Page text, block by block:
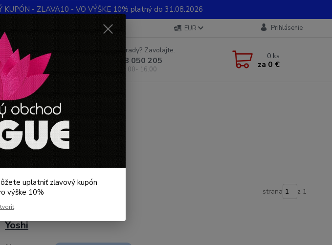
KUPÓN - ZLAVA10 - VO VÝŠKE 10% platný do 31.08.2026
EUR Prihlásenie
Hľadať
Neviete si rady? Zavolajte.
+421 948 050 205
Denne od 8.00- 16.00
0 ks
za 0 €
o nechty
strana z 1
Yoshi
uplatniť zľavový kupón
výške 10%